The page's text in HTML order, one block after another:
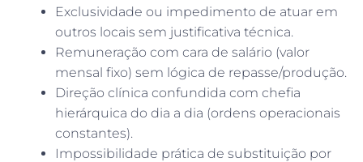
Exclusividade ou impedimento de atuar em
outros locais sem justificativa técnica.
Remuneração com cara de salário (valor
mensal fixo) sem lógica de repasse/produção.
Direção clínica confundida com chefia
hierárquica do dia a dia (ordens operacionais
constantes).
Impossibilidade prática de substituição por